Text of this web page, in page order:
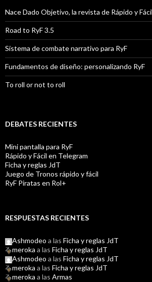
Nace Dado Objetivo, la revista de Rápido y Fácil
Road to RyF 3.5
Sistema de combate narrativo para RyF
Fundamentos de diseño: personalizando RyF
To roll or not to roll
DEBATES RECIENTES
Mini pantalla para RyF
Rápido y Fácil en Telegram
Ficha y reglas JdT
Juego de Tronos rápido y fácil
RyF Piratas en Rol+
RESPUESTAS RECIENTES
Ashmodeo a las Ficha y reglas JdT
meroka a las Ficha y reglas JdT
Ashmodeo a las Ficha y reglas JdT
meroka a las Ficha y reglas JdT
meroka a las Armas